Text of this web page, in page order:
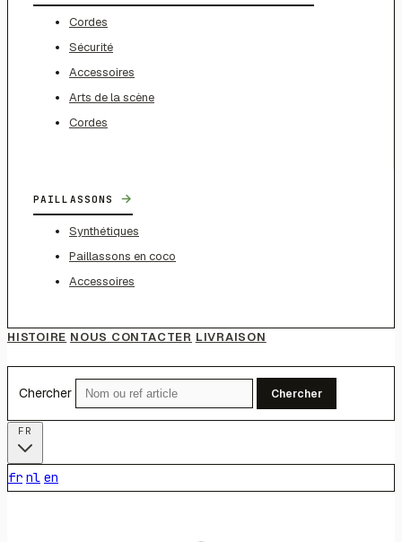
Cordes
Sécurité
Accessoires
Arts de la scène
Cordes
PAILLASSONS →
Synthétiques
Paillassons en coco
Accessoires
HISTOIRE NOUS CONTACTER LIVRAISON
Chercher Chercher
fr nl en